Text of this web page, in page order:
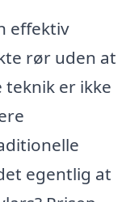
effektiv
rør uden at
teknik er ikke
egentlig at